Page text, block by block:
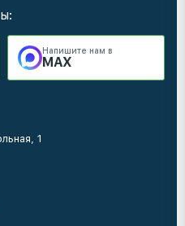
Напишите нам в
MAX
1